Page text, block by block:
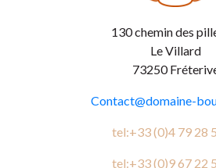
130 chemin des
Le Villard
73250
Contact@domaine-
tel:+33 (0)4 79 28
tel:+33 (0)9 67 22